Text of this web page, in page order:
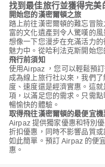
找到最佳旅行並獲得完美
開始您的漢密爾頓之旅
踏上前往漢密爾頓的難忘冒
富的文化遺產到令人驚嘆的
想像一下您漫步在充滿活力
魅力中。從哈利法克斯開始
飛行前須知
使用Airpaz ，您可以輕鬆預
成為線上旅行社以來，我們
度、速度還是經濟實惠。這
項，以滿足您的需求。只需
暢愉快的體驗。
取得飛往漢密爾頓的最便宜機
Airpaz 提供獨家優惠和特別
折扣優惠，同時不影響品質
如此簡單。預訂 Airpaz 的便
惠。